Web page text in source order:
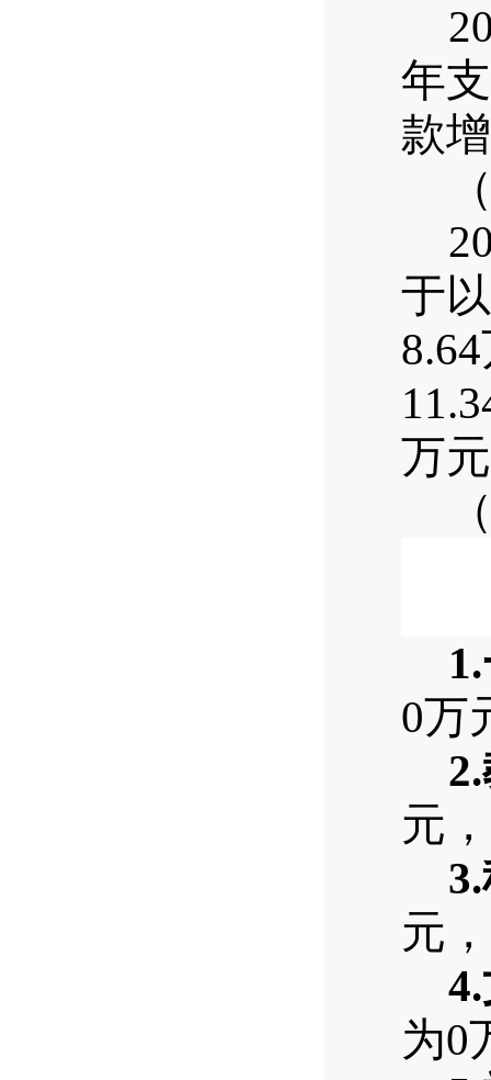
年
款
于
8.64
万
1.
0万
2.
元
3.
元
4.
为0